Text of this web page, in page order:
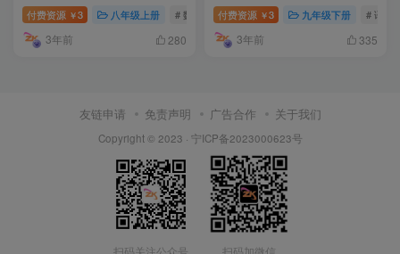
付费资源 ￥3 八年级上册 # 数学
3年前 280
付费资源 ￥3 九年级下册 # 语文
3年前 335
友链申请 免责声明 广告合作 关于我们
Copyright © 2023 · 宁ICP备2023000623号
扫码关注公众号 扫码加微信